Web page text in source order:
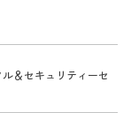
＆セキュリティーセ